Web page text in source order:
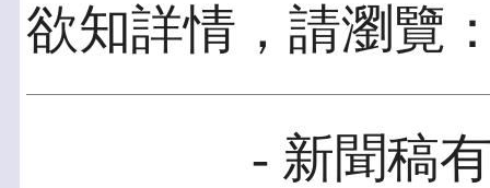
欲知詳情，請瀏覽
- 新聞稿